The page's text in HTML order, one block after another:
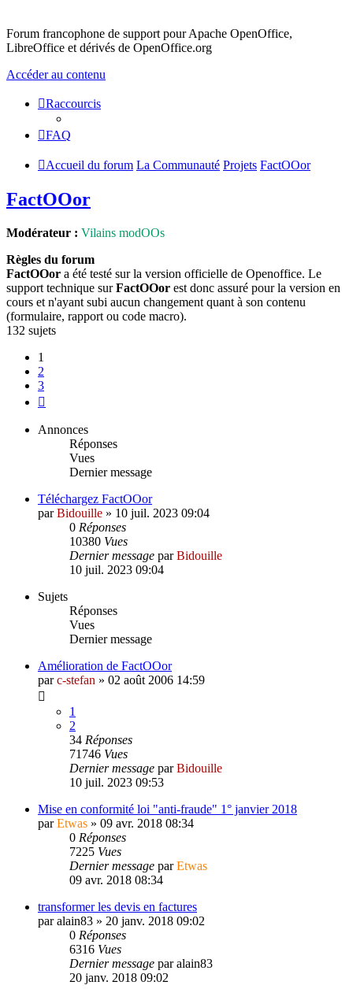
Forum francophone de support pour Apache OpenOffice,
LibreOffice et dérivés de OpenOffice.org
Accéder au contenu
Raccourcis
FAQ
Accueil du forum La Communauté Projets FactOOor
FactOOor
Modérateur : Vilains modOOs
Règles du forum
FactOOor a été testé sur la version officielle de Openoffice. Le
support technique surFactOOor est donc assuré pour la version en
cours et n'ayant subi aucun changement quant à son contenu
(formulaire, rapport ou code macro).
132 sujets
1
2
3
Annonces
Réponses
Vues
Dernier message
Téléchargez FactOOor
parBidouille » 10 juil. 2023 09:04
0 Réponses
10380 Vues
Dernier message parBidouille
10 juil. 2023 09:04
Sujets
Réponses
Vues
Dernier message
Amélioration de FactOOor
parc-stefan » 02 août 2006 14:59
1
2
34 Réponses
71746 Vues
Dernier message parBidouille
10 juil. 2023 09:53
Mise en conformité loi "anti-fraude" 1° janvier 2018
parEtwas » 09 avr. 2018 08:34
0 Réponses
7225 Vues
Dernier message parEtwas
09 avr. 2018 08:34
transformer les devis en factures
paralain83 » 20 janv. 2018 09:02
0 Réponses
6316 Vues
Dernier message paralain83
20 janv. 2018 09:02